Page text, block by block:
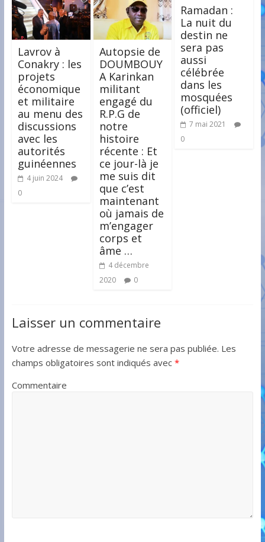
Lavrov à
Conakry : les
projets
économique
et militaire
au menu des
discussions
avec les
autorités
guinéennes
4 juin 2024
0
Autopsie de
DOUMBOUY
A Karinkan
militant
engagé du
R.P.G de
notre
histoire
récente : Et
ce jour-là je
me suis dit
que c’est
maintenant
où jamais de
m’engager
corps et
âme …
4 décembre
2020
0
Ramadan :
La nuit du
destin ne
sera pas
aussi
célébrée
dans les
mosquées
(officiel)
7 mai 2021
0
Laisser un commentaire
Votre adresse de messagerie ne sera pas publiée. Les
champs obligatoires sont indiqués avec *
Commentaire